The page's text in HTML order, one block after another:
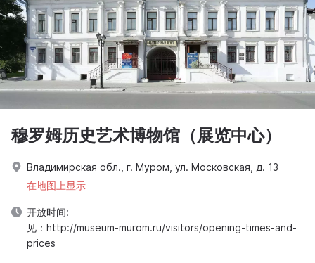
穆罗姆历史艺术博物馆（展览中心）
Владимирская обл., г. Муром, ул. Московская, д. 13
在地图上显示
开放时间:
见：http://museum-murom.ru/visitors/opening-times-and-
prices